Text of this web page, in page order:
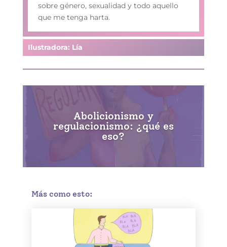
sobre género, sexualidad y todo aquello
que me tenga harta.
Ilustradora: Lía
Abolicionismo y
regulacionismo: ¿qué es
eso?
Más como esto: